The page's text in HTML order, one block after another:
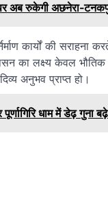
अब रुकेगी अछनेरा-
कार्यों की
का लक्ष्य केवल
अनुभव प्राप्त हो।
धाम में डेढ़ गुना